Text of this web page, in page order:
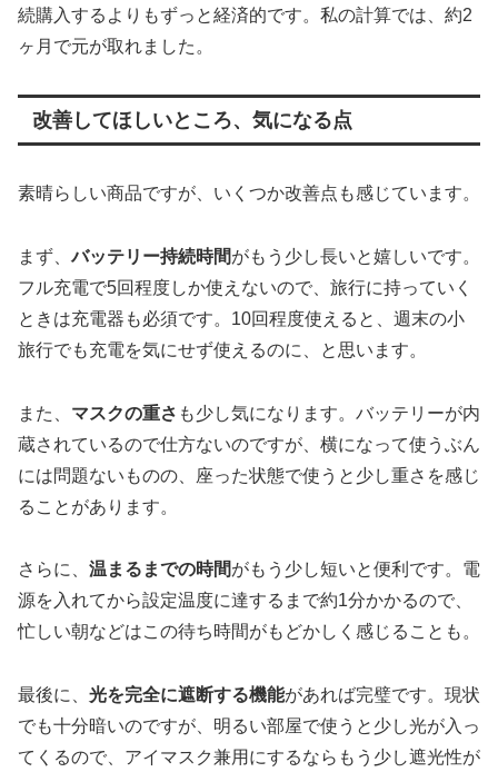
続購入するよりもずっと経済的です。私の計算では、約2
ヶ月で元が取れました。
改善してほしいところ、気になる点
素晴らしい商品ですが、いくつか改善点も感じています。
まず、バッテリー持続時間がもう少し長いと嬉しいです。
フル充電で5回程度しか使えないので、旅行に持っていく
ときは充電器も必須です。10回程度使えると、週末の小
旅行でも充電を気にせず使えるのに、と思います。
また、 マスクの重さ も少し気になります。バッテリーが内
蔵されているので仕方ないのですが、横になって使うぶん
には問題ないものの、座った状態で使うと少し重さを感じ
ることがあります。
さらに、 温まるまでの時間がもう少し短いと便利です。電
源を入れてから設定温度に達するまで約1分かかるので、
忙しい朝などはこの待ち時間がもどかしく感じることも。
最後に、 光を完全に遮断する機能があれば完璧です。現状
でも十分暗いのですが、明るい部屋で使うと少し光が入っ
てくるので、アイマスク兼用にするならもう少し遮光性が